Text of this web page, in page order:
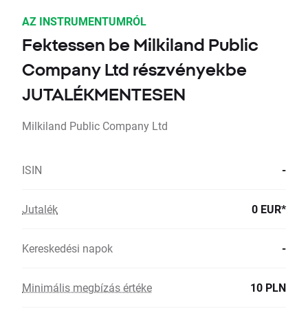
AZ INSTRUMENTUMRÓL
Fektessen be Milkiland Public
Company Ltd részvényekbe
JUTALÉKMENTESEN
Milkiland Public Company Ltd
ISIN -
Jutalék 0 EUR*
Kereskedési napok -
Minimális megbízás értéke 10 PLN